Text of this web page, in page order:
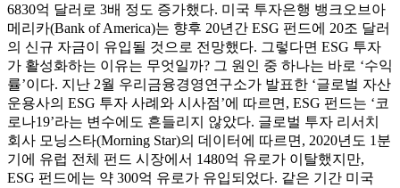
6830억 달러로 3배 정도 증가했다. 미국 투자은행 뱅크오브아
메리카(Bank of America)는 향후 20년간 ESG 펀드에 20조 달러
의 신규 자금이 유입될 것으로 전망했다. 그렇다면 ESG 투자
가 활성화하는 이유는 무엇일까? 그 원인 중 하나는 바로 ‘수익
률’이다. 지난 2월 우리금융경영연구소가 발표한 ‘글로벌 자산
운용사의 ESG 투자 사례와 시사점’에 따르면, ESG 펀드는 ‘코
로나19’라는 변수에도 흔들리지 않았다. 글로벌 투자 리서치
회사 모닝스타(Morning Star)의 데이터에 따르면, 2020년도 1분
기에 유럽 전체 펀드 시장에서 1480억 유로가 이탈했지만,
ESG 펀드에는 약 300억 유로가 유입되었다. 같은 기간 미국